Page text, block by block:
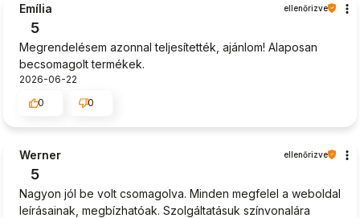
Emília ellenőrizve
5
Megrendelésem azonnal teljesítették, ajánlom! Alaposan
becsomagolt termékek.
2026-06-22
0
0
Werner ellenőrizve
5
Nagyon jól be volt csomagolva. Minden megfelel a weboldal
leírásainak, megbízhatóak. Szolgáltatásuk színvonalára